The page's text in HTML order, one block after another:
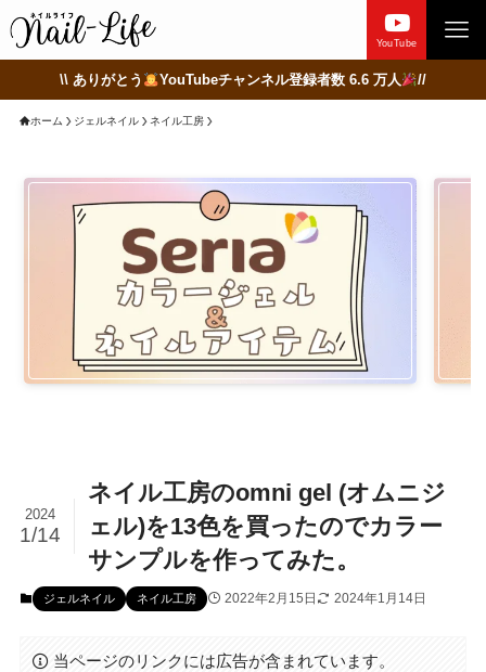
YouTube
\\ ありがとう YouTubeチャンネル登録者数 6.6 万人 //
ホーム ジェルネイル ネイル工房
ネイル工房のomni gel (オムニジ
ェル)を13色を買ったのでカラー
サンプルを作ってみた。
2024
1/14
ジェルネイル ネイル工房 2022年2月15日 2024年1月14日
当ページのリンクには広告が含まれています。